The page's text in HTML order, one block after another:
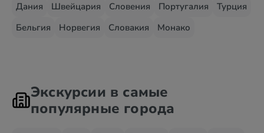
Дания
Швейцария Словения Португалия
Турция
Бельгия
Норвегия Словакия Монако
Экскурсии в самые
популярные города